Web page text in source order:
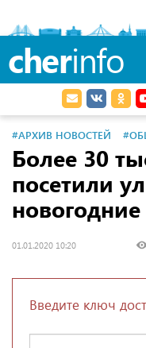
cherinfo
#АРХИВ НОВОСТЕЙ
Более 30
посетили
01.01.2020 10:20
Введите ключ